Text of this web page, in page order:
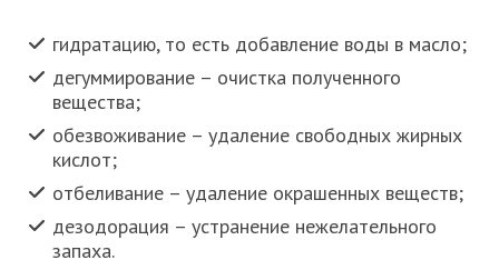
гидратацию, то есть добавление воды в масло;
дегуммирование – очистка полученного
вещества;
обезвоживание – удаление свободных жирных
кислот;
отбеливание – удаление окрашенных веществ;
дезодорация – устранение нежелательного
запаха.